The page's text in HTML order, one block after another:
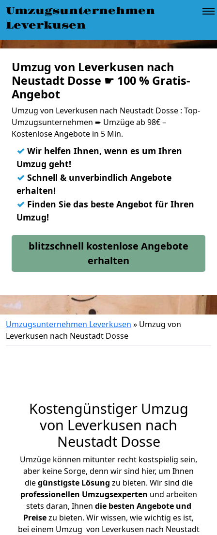
Umzugsunternehmen
Leverkusen
Umzug von Leverkusen nach
Neustadt Dosse ☛ 100 % Gratis-
Angebot
Umzug von Leverkusen nach Neustadt Dosse : Top-
Umzugsunternehmen ➨ Umzüge ab 98€ –
Kostenlose Angebote in 5 Min.
✓ Wir helfen Ihnen, wenn es um Ihren
Umzug geht!
✓ Schnell & unverbindlich Angebote
erhalten!
✓ Finden Sie das beste Angebot für Ihren
Umzug!
blitzschnell kostenlose Angebote
erhalten
Umzugsunternehmen Leverkusen » Umzug von
Leverkusen nach Neustadt Dosse
Kostengünstiger Umzug
von Leverkusen nach
Neustadt Dosse
Umzüge können mitunter recht kostspielig sein,
aber keine Sorge, denn wir sind hier, um Ihnen
diegünstigste Lösung zu bieten. Wir sind die
professionellen Umzugsexperten und arbeiten
stets daran, Ihnen die besten Angebote und
Preisezu bieten. Wir wissen, wie wichtig es ist,
bei einem Umzug von Leverkusen nach Neustadt